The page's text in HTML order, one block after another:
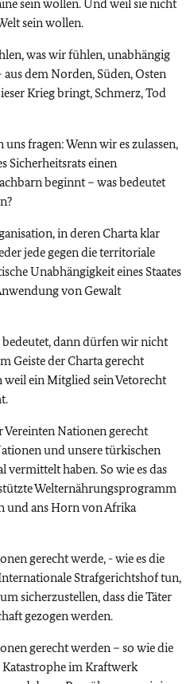
sein wollen. Und weil sie nicht
sein wollen.
was wir fühlen, unabhängig
dem Norden, Süden, Osten
Krieg bringt, Schmerz, Tod
fragen: Wenn wir es zulassen,
Sicherheitsrats einen
beginnt – was bedeutet
in deren Charta klar
jede gegen die territoriale
Unabhängigkeit eines Staates
von Gewalt
bedeutet, dann dürfen wir nicht
Geiste der Charta gerecht
ein Mitglied sein Vetorecht
Vereinten Nationen gerecht
und unsere türkischen
vermittelt haben. So wie es das
Welternährungsprogramm
und ans Horn von Afrika
gerecht werde, - wie es die
Strafgerichtshof tun,
sicherzustellen, dass die Täter
gezogen werden.
gerecht werden – so wie die
Katastrophe im Kraftwerk